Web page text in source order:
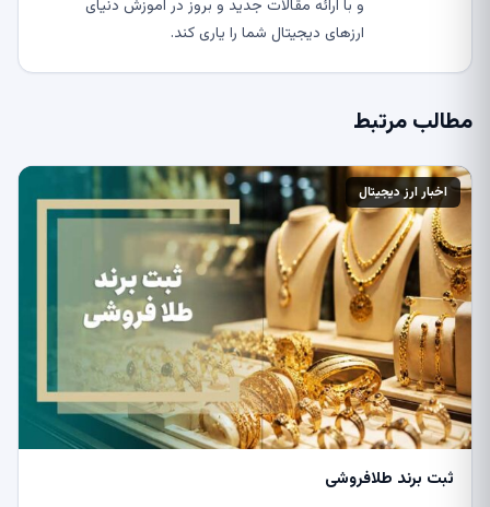
و با ارائه مقالات جدید و بروز در آموزش دنیای
ارزهای دیجیتال شما را یاری کند.
مطالب مرتبط
اخبار ارز دیجیتال
ثبت برند طلافروشی